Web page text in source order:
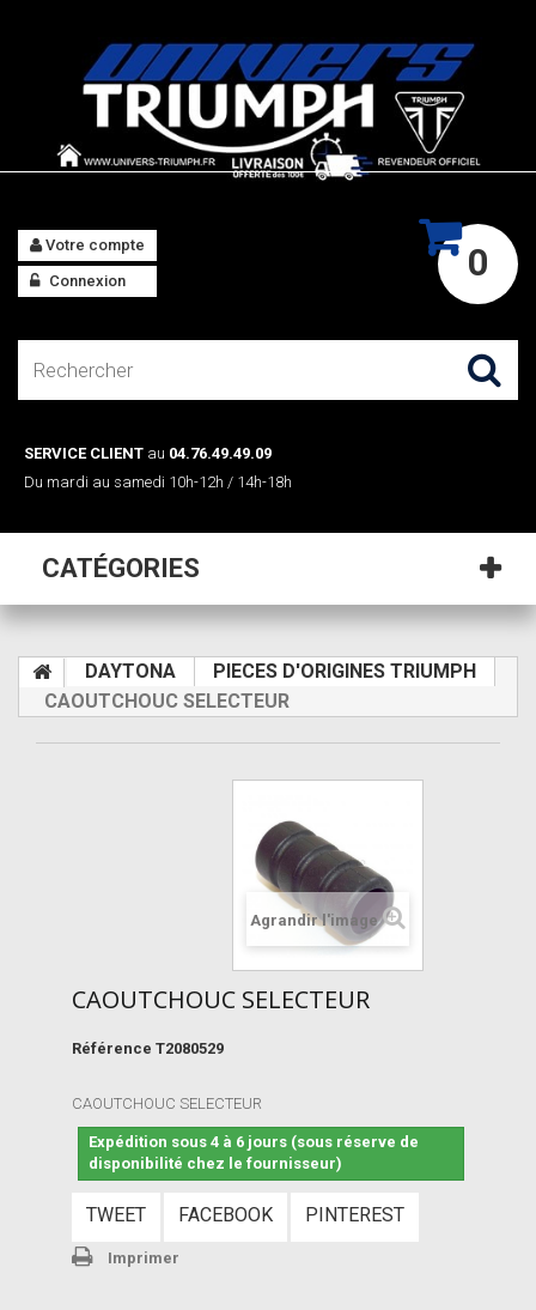
0
Votre compte
Connexion
SERVICE CLIENT au 04.76.49.49.09
Du mardi au samedi 10h-12h / 14h-18h
CATÉGORIES
DAYTONA
PIECES D'ORIGINES TRIUMPH
CAOUTCHOUC SELECTEUR
Agrandir l'image
CAOUTCHOUC SELECTEUR
Référence T2080529
CAOUTCHOUC SELECTEUR
Expédition sous 4 à 6 jours (sous réserve de
disponibilité chez le fournisseur)
TWEET FACEBOOK PINTEREST
Imprimer